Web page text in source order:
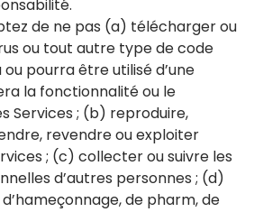
de ne pas (a) télécharger ou
ou tout autre type de code
pourra être utilisé d’une
la fonctionnalité ou le
Services ; (b) reproduire,
revendre ou exploiter
; (c) collecter ou suivre les
d’autres personnes ; (d)
de pharm, de